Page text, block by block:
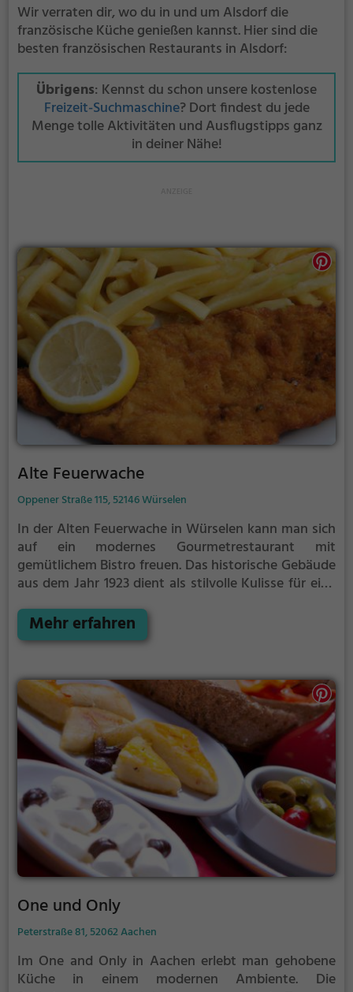
Wir verraten dir, wo du in und um Alsdorf die
französische Küche genießen kannst. Hier sind die
besten französischen Restaurants in Alsdorf:
Übrigens: Kennst du schon unsere kostenlose
Freizeit-Suchmaschine? Dort findest du jede
Menge tolle Aktivitäten und Ausflugstipps ganz
in deiner Nähe!
Alte Feuerwache
Oppener Straße 115, 52146 Würselen
In der Alten Feuerwache in Würselen kann man sich
auf ein modernes Gourmetrestaurant mit
gemütlichem Bistro freuen. Das historische Gebäude
aus dem Jahr 1923 dient als stilvolle Kulisse für eine
man eine vielfältige Auswahl an deutschen,
europäischen, französischen und mediterranen
Atmosphäre und das einladende Ambiente laden
dazu ein, die kulinarischen Köstlichkeiten in vollen
Zügen zu genießen. Ob für ein romantisches Dinner
zu zweit oder einen geselligen Abend mit Freunden
– die Alte Feuerwache ist der perfekte Ort, um sich
kulinarisch verwöhnen zu lassen. Lass dich von den
köstlichen Speisen und Getränken begeistern und
erlebe ein unvergessliches Gastronomieerlebnis in
Würselen.
Mehr erfahren
One und Only
Peterstraße 81, 52062 Aachen
Im One and Only in Aachen erlebt man gehobene
Küche in einem modernen Ambiente. Die